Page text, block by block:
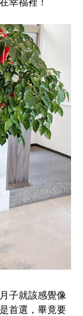
子就該感覺像
首選，畢竟要